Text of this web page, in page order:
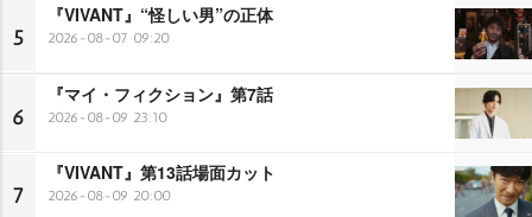
5
『VIVANT』“怪しい男”の正体
2026-08-07 09:20
6
『マイ・フィクション』第7話
2026-08-09 23:10
7
『VIVANT』第13話場面カット
2026-08-09 20:00